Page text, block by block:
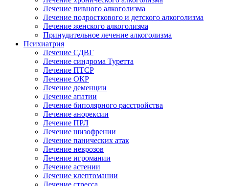
Лечение пивного алкоголизма
Лечение подросткового и детского алкоголизма
Лечение женского алкоголизма
Принудительное лечение алкоголизма
Психиатрия
Лечение СДВГ
Лечение синдрома Туретта
Лечение ПТСР
Лечение ОКР
Лечение деменции
Лечение апатии
Лечение биполярного расстройства
Лечение анорексии
Лечение ПРЛ
Лечение шизофрении
Лечение панических атак
Лечение неврозов
Лечение игромании
Лечение астении
Лечение клептомании
Лечение стресса